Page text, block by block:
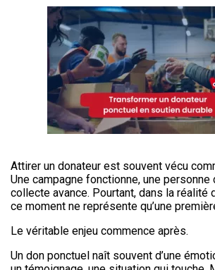
Attirer un donateur est souvent vécu
Une campagne fonctionne, une personne
collecte avance. Pourtant, dans la réalité
ce moment ne représente qu’une
Le véritable enjeu commence après.
Un don ponctuel naît souvent d’une